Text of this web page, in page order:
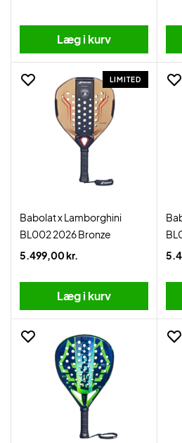
Læg i kurv
LIMITED
Babolat x Lamborghini
BL002 2026 Bronze
5.499,00 kr.
Læg i kurv